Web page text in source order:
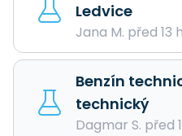
Ledvice
Jana M. před 13
Benzín
technický
Dagmar S. před